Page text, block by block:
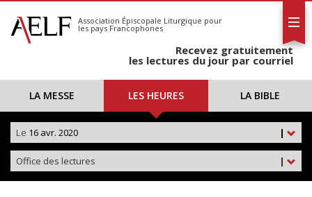
S'abonner
Calendrier
Association Épiscopale Liturgique pour
les pays Francophones
Recevez gratuitement
les lectures du jour par courriel
LA MESSE LES HEURES LA BIBLE
|
Le 16 avr. 2020
|
Office des lectures